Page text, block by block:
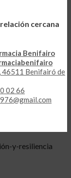
cercana
Benifairo
46511 Benifairó de
02 66